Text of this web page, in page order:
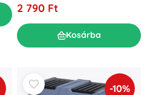
2 790 Ft
Kosárba
-10%